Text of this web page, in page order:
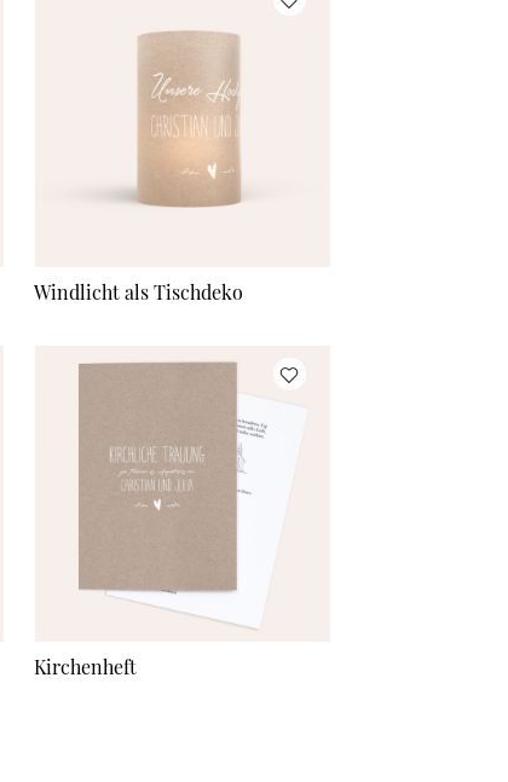
Windlicht als Tischdeko
Kirchenheft